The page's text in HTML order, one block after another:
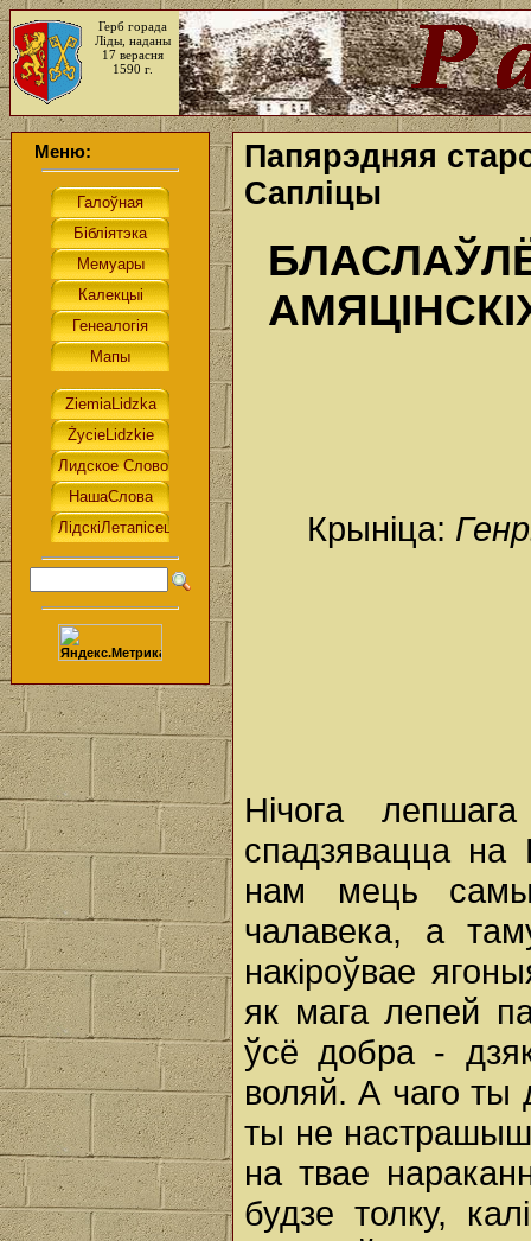
Герб горада
Ліды, наданы
17 верасня
1590 г.
Меню:
Папярэдняя
Сапліцы
Крыніца:
Нічога
спадзявацца на
нам мець самы
чалавека, а
накіроўвае
як мага лепей
ўсё добра -
воляй. А чаго ты
ты не настрашыш
на твае
будзе толку,